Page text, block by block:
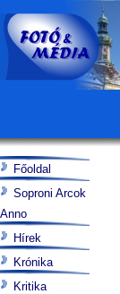
Főoldal
Soproni Arcok
Anno
Hírek
Krónika
Kritika